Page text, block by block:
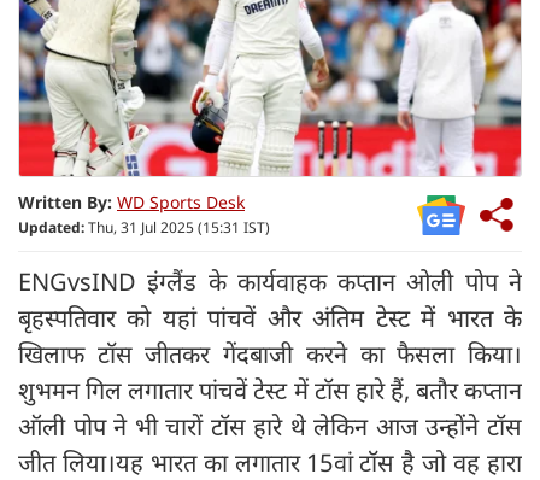
Written By: WD Sports Desk
Updated:Thu, 31 Jul 2025 (15:31 IST)
ENGvsIND इंग्लैंड के कार्यवाहक कप्तान ओली पोप ने
बृहस्पतिवार को यहां पांचवें और अंतिम टेस्ट में भारत के
खिलाफ टॉस जीतकर गेंदबाजी करने का फैसला किया।
शुभमन गिल लगातार पांचवें टेस्ट में टॉस हारे हैं, बतौर कप्तान
ऑली पोप ने भी चारों टॉस हारे थे लेकिन आज उन्होंने टॉस
जीत लिया।यह भारत का लगातार 15वां टॉस है जो वह हारा